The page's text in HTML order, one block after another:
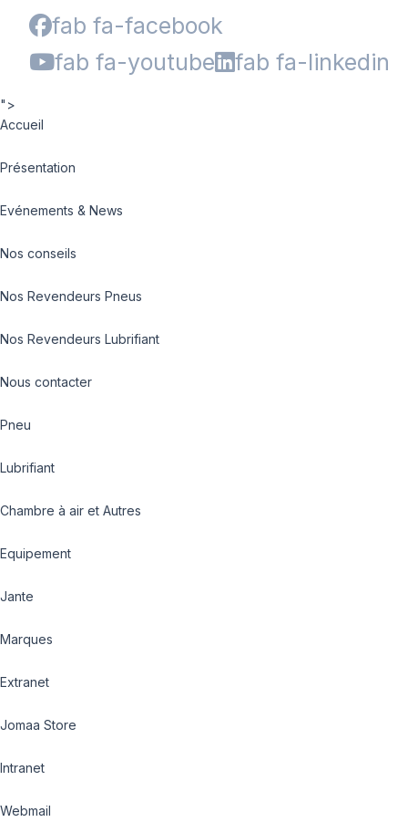
fab fa-facebook
fab fa-youtube
fab fa-linkedin
">
Accueil
Présentation
Evénements & News
Nos conseils
Nos Revendeurs Pneus
Nos Revendeurs Lubrifiant
Nous contacter
Pneu
Lubrifiant
Chambre à air et Autres
Equipement
Jante
Marques
Extranet
Jomaa Store
Intranet
Webmail